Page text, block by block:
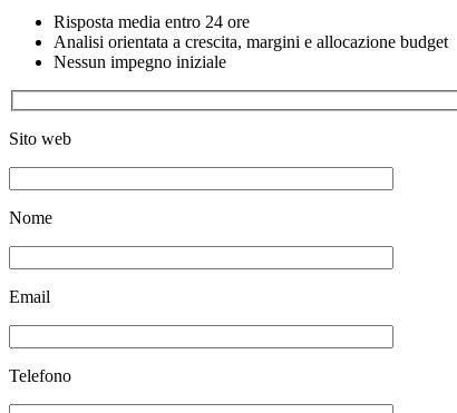
Risposta media entro 24 ore
Analisi orientata a crescita, margini e allocazione budget
Nessun impegno iniziale
Sito web
Nome
Email
Telefono